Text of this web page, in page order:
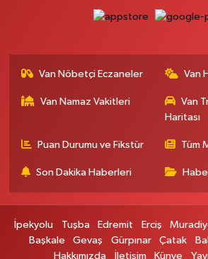
Van Nöbetçi Eczaneler Van
Van Namaz Vakitleri
Van
Haritası
Puan Durumu ve Fikstür Tüm
Son Dakika Haberleri
İpekyolu Tuşba Edremit Erciş
Başkale
Gevaş Gürpınar Çatak
Hakkımızda
İletişim Künye